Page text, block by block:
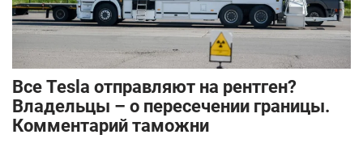
Все Tesla отправляют на рентген?
Владельцы – о пересечении границы.
Комментарий таможни